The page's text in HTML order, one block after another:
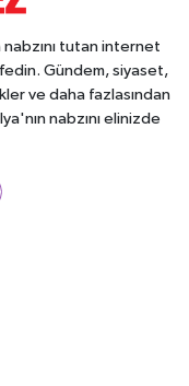
tutan internet
Gündem, siyaset,
ve daha fazlasından
nabzını elinizde